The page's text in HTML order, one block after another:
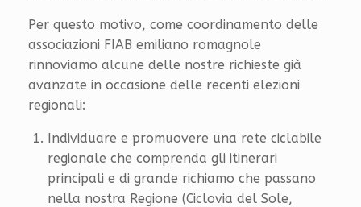
Per questo motivo, come coordinamento delle
associazioni FIAB emiliano romagnole
rinnoviamo alcune delle nostre richieste già
avanzate in occasione delle recenti elezioni
regionali:
Individuare e promuovere una rete ciclabile
regionale che comprenda gli itinerari
principali e di grande richiamo che passano
nella nostra Regione (Ciclovia del Sole,